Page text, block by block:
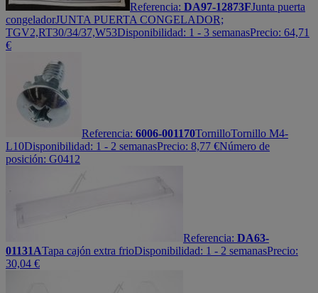
Referencia: DA97-12873FJunta puerta
congeladorJUNTA PUERTA CONGELADOR;
TGV2,RT30/34/37,W53Disponibilidad: 1 - 3 semanasPrecio: 64,71
€
Referencia: 6006-001170TornilloTornillo M4-
L10Disponibilidad: 1 - 2 semanasPrecio: 8,77 €Número de
posición: G0412
Referencia: DA63-
01131ATapa cajón extra frioDisponibilidad: 1 - 2 semanasPrecio:
30,04 €